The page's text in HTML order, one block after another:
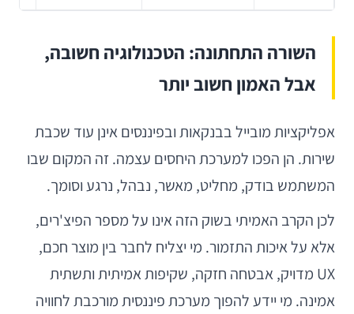
השורה התחתונה: הטכנולוגיה חשובה,
אבל האמון חשוב יותר
אפליקציות מובייל בבנקאות ובפיננסים אינן עוד שכבת
שירות. הן הפכו למערכת היחסים עצמה. זה המקום שבו
המשתמש בודק, מחליט, מאשר, נבהל, נרגע וסומך.
לכן הקרב האמיתי בשוק הזה אינו על מספר הפיצ'רים,
אלא על איכות התזמור. מי יצליח לחבר בין מוצר חכם,
UX מדויק, אבטחה חזקה, שקיפות אמיתית ותשתית
אמינה. מי יידע להפוך מערכת פיננסית מורכבת לחוויה